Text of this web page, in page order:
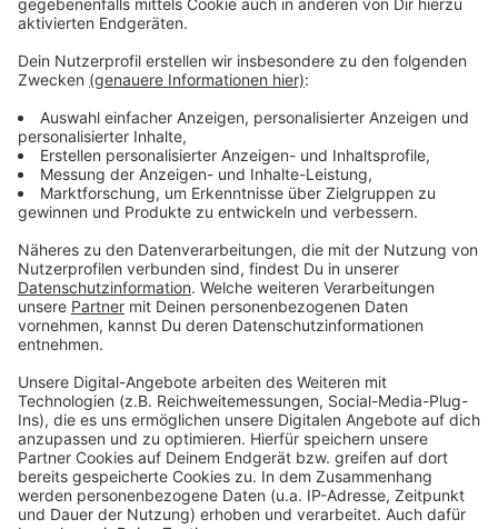
Anzeige
Weitere Meldungen aus Leverkusen
Anzeige
Klage wegen neuer Feuerwache in Leverkusen-
Opladen?
Große Leverkusener Flüchtlingsunterkunft steht
bereit
unterwegs